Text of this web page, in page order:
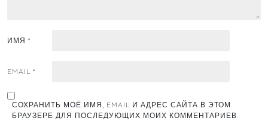
ИМЯ *
EMAIL *
СОХРАНИТЬ МОЁ ИМЯ, EMAIL И АДРЕС САЙТА В ЭТОМ
БРАУЗЕРЕ ДЛЯ ПОСЛЕДУЮЩИХ МОИХ КОММЕНТАРИЕВ.